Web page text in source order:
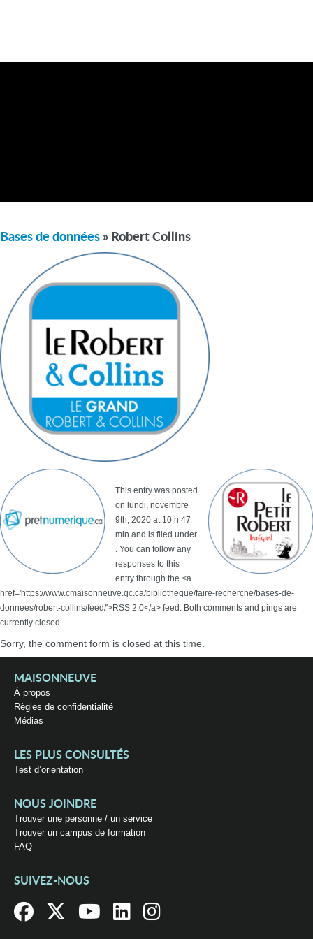
Bases de données » Robert Collins
This entry was posted
on lundi, novembre
9th, 2020 at 10 h 47
min and is filed under
. You can follow any
responses to this
entry through the <a
href='https://www.cmaisonneuve.qc.ca/bibliotheque/faire-recherche/bases-de-
donnees/robert-collins/feed/'>RSS 2.0</a> feed. Both comments and pings are
currently closed.
Sorry, the comment form is closed at this time.
MAISONNEUVE
À propos
Règles de confidentialité
Médias
LES PLUS CONSULTÉS
Test d’orientation
NOUS JOINDRE
Trouver une personne / un service
Trouver un campus de formation
FAQ
SUIVEZ-NOUS